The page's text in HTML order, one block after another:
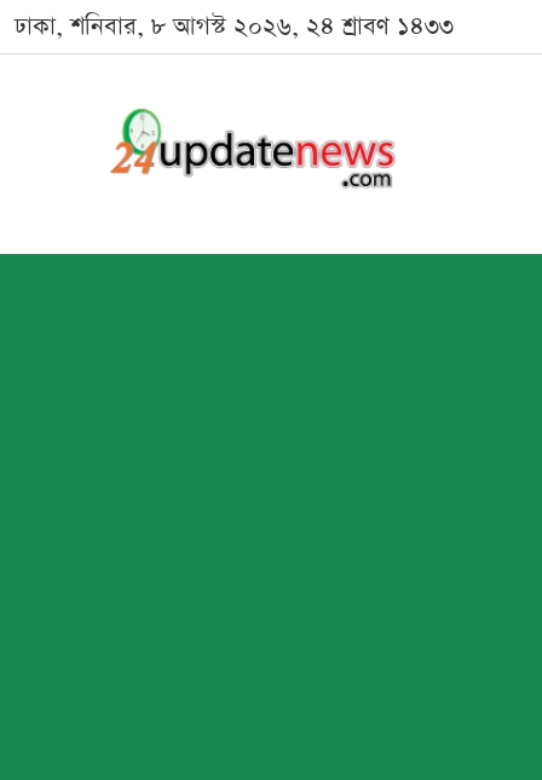
ঢাকা, শনিবার, ৮ আগস্ট ২০২৬, ২৪ শ্রাবণ ১৪৩৩